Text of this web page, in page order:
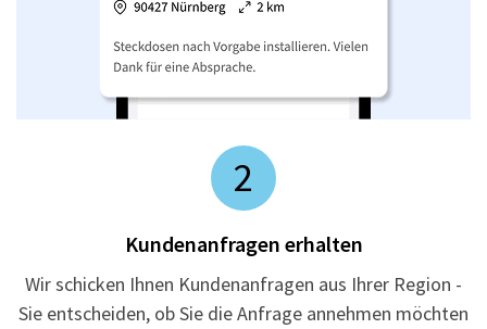
2
Kundenanfragen erhalten
Wir schicken Ihnen Kundenanfragen aus Ihrer Region -
Sie entscheiden, ob Sie die Anfrage annehmen möchten